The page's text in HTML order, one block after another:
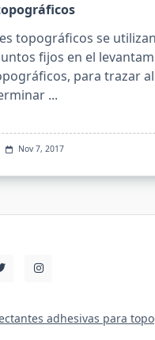
topográficos se
fijos en el
para trazar
...
Nov 7, 2017
adhesivas para